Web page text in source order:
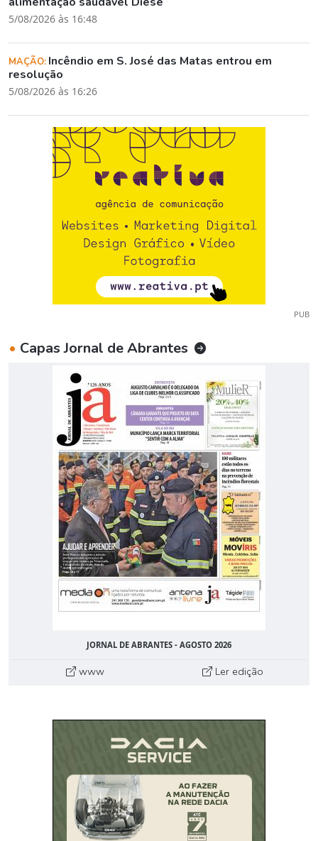
5/08/2026 às 16:48
MAÇÃO: Incêndio em S. José das Matas entrou em
resolução
5/08/2026 às 16:26
PUB
• Capas Jornal de Abrantes
JORNAL DE ABRANTES - AGOSTO 2026
www Ler edição